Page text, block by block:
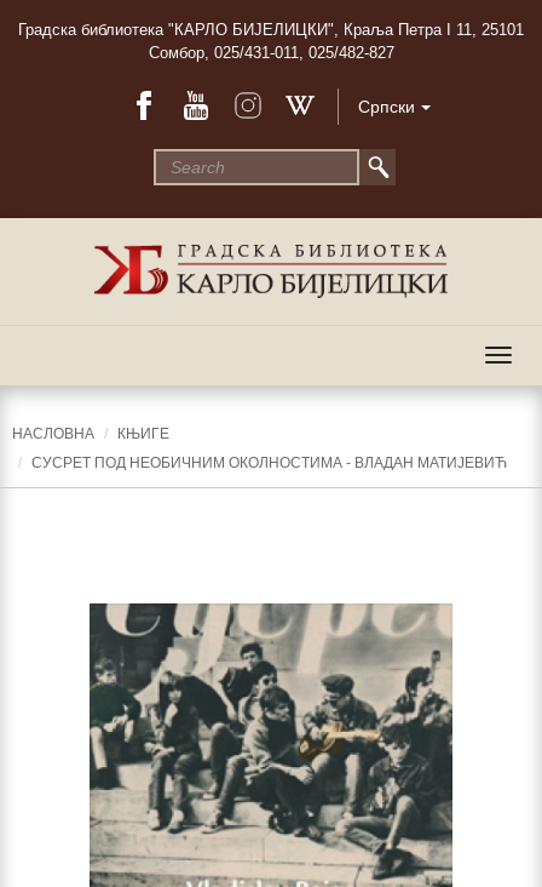
Градска библиотека "КАРЛО БИЈЕЛИЦКИ", Краља Петра I 11, 25101
Сомбор, 025/431-011, 025/482-827
Српски
НАСЛОВНА
КЊИГЕ
СУСРЕТ ПОД НЕОБИЧНИМ ОКОЛНОСТИМА - ВЛАДАН МАТИЈЕВИЋ